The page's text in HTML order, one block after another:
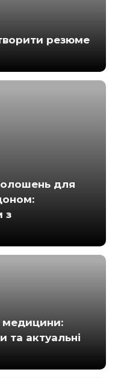
резюме
для
з
медицини:
та актуальні